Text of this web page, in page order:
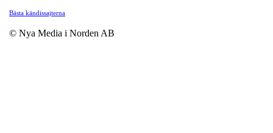
Bästa kändissajterna
© Nya Media i Norden AB